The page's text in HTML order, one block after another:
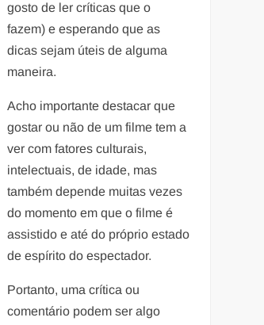
gosto de ler críticas que o
fazem) e esperando que as
dicas sejam úteis de alguma
maneira.
Acho importante destacar que
gostar ou não de um filme tem a
ver com fatores culturais,
intelectuais, de idade, mas
também depende muitas vezes
do momento em que o filme é
assistido e até do próprio estado
de espírito do espectador.
Portanto, uma crítica ou
comentário podem ser algo